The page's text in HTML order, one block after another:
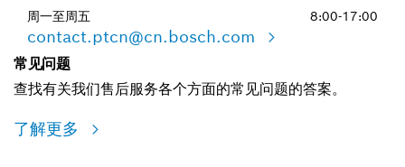
周一至周五 8:00-17:00
contact.ptcn@cn.bosch.com
常见问题
查找有关我们售后服务各个方面的常见问题的答案。
了解更多